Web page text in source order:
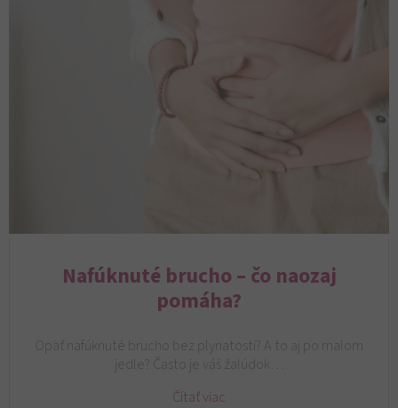
Nafúknuté brucho – čo naozaj
pomáha?
Opäť nafúknuté brucho bez plynatosti? A to aj po malom
jedle? Často je váš žalúdok…
Čítať viac